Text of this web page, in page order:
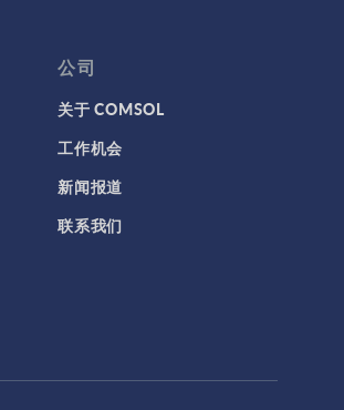
公司
关于 COMSOL
工作机会
新闻报道
联系我们